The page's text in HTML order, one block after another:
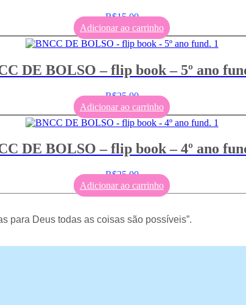
R$15,00
Adicionar ao carrinho
DE BOLSO – flip book – 5º ano
R$25,00
Adicionar ao carrinho
DE BOLSO – flip book – 4º ano
R$25,00
Adicionar ao carrinho
para Deus todas as coisas são possíveis”.